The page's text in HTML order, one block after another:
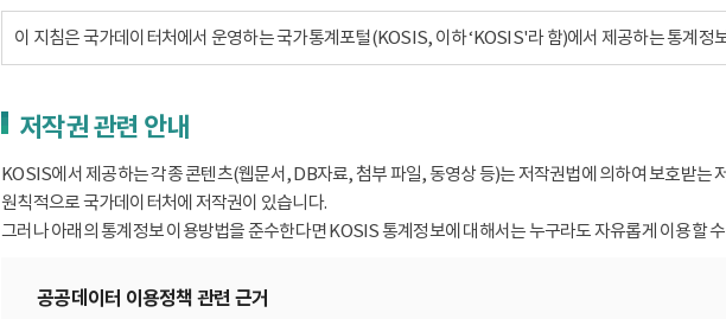
이 지침은 국가데이터처에서 운영하는 국가통계포털(KOSIS, 이하 ‘KOSIS'라 함)에서 제공하는 통계정
저작권 관련 안내
KOSIS에서 제공하는 각종 콘텐츠(웹문서, DB자료, 첨부 파일, 동영상 등)는 저작권법에 의하여 보호받는
원칙적으로 국가데이터처에 저작권이 있습니다.
그러나 아래의 통계정보 이용방법을 준수한다면 KOSIS 통계정보에 대해서는 누구라도 자유롭게 이용할
공공데이터 이용정책 관련 근거